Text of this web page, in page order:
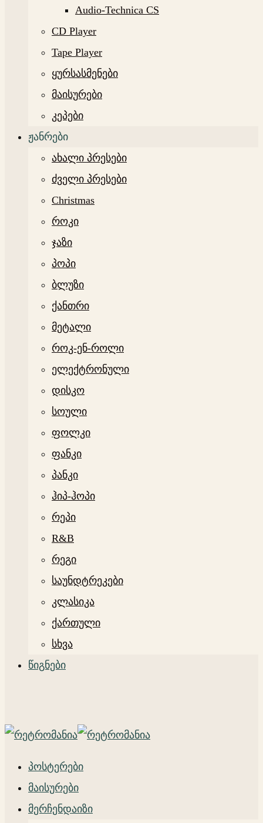
Audio-Technica CS
CD Player
Tape Player
ყურსასმენები
მაისურები
კეპები
ჟანრები
ახალი პრესები
ძველი პრესები
Christmas
როკი
ჯაზი
პოპი
ბლუზი
ქანთრი
მეტალი
როკ-ენ-როლი
ელექტრონული
დისკო
სოული
ფოლკი
ფანკი
პანკი
ჰიპ-ჰოპი
რეპი
R&B
რეგი
საუნდტრეკები
კლასიკა
ქართული
სხვა
წიგნები
პოსტერები
მაისურები
მერჩენდაიზი